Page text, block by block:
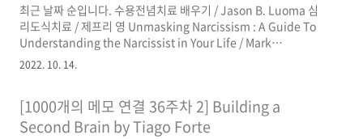
cue and the same rewards, ..
최근 날짜 순입니다. 수용전념치료 배우기 / Jason B. Luoma 심
리도식치료 / 제프리 영 Unmasking Narcissism : A Guide To
Understanding the Narcissist in Your Life / Mark
Ettensohn Psychodynamic Therapy : A Guide to Evidence-
Based Practice / Richard F. Summers, Jacques P. Barber
Practice / Allan Frankland Why People Die by Suicide /
Thomas Joiner 자살 심리치료의 실제 / Paul G. Quinnett..
2022. 10. 14.
[1000개의 메모 연결 36주차 2] Building a
Second Brain by Tiago Forte